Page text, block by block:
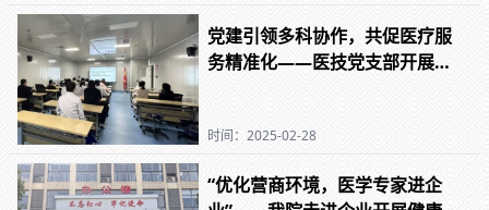
党建引领多科协作，共促医疗服
务精准化——医技党支部开展主
时间：2025-02-28
“优化营商环境，医学专家进企